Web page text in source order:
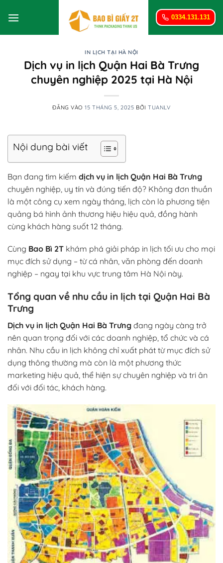
qua
0334.131.131
IN LỊCH TẠI HÀ NỘI
Dịch vụ in lịch Quận Hai Bà Trưng
chuyên nghiệp 2025 tại Hà Nội
ĐĂNG VÀO15 THÁNG 5, 2025 BỞITUANLV
Nội dung bài viết
Bạn đang tìm kiếm dịch vụ in lịch Quận Hai Bà Trưng
chuyên nghiệp, uy tín và đúng tiến độ? Không đơn thuần
là một công cụ xem ngày tháng, lịch còn là phương tiện
quảng bá hình ảnh thương hiệu hiệu quả, đồng hành
cùng khách hàng suốt 12 tháng.
Cùng Bao Bì 2T khám phá giải pháp in lịch tối ưu cho mọi
mục đích sử dụng – từ cá nhân, văn phòng đến doanh
nghiệp – ngay tại khu vực trung tâm Hà Nội này.
Tổng quan về nhu cầu in lịch tại Quận Hai Bà
Trưng
Dịch vụ in lịch Quận Hai Bà Trưng đang ngày càng trở
nên quan trọng đối với các doanh nghiệp, tổ chức và cá
nhân. Nhu cầu in lịch không chỉ xuất phát từ mục đích sử
dụng thông thường mà còn là một phương thức
marketing hiệu quả, thể hiện sự chuyên nghiệp và tri ân
đối với đối tác, khách hàng.